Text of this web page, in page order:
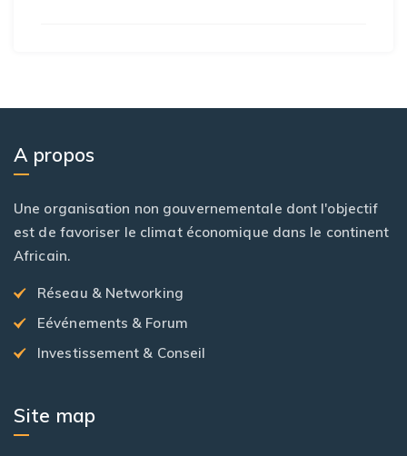
A propos
Une organisation non gouvernementale dont l'objectif
est de favoriser le climat économique dans le continent
Africain.
Réseau & Networking
Eévénements & Forum
Investissement & Conseil
Site map